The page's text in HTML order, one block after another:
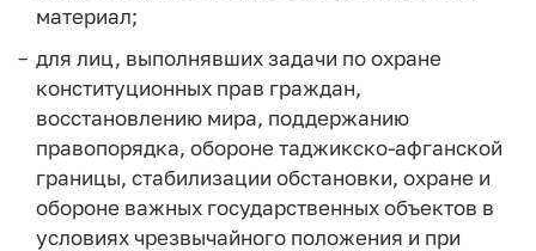
материал;
для лиц, выполнявших задачи по охране
конституционных прав граждан,
восстановлению мира, поддержанию
правопорядка, обороне таджикско-афганской
границы, стабилизации обстановки, охране и
обороне важных государственных объектов в
условиях чрезвычайного положения и при